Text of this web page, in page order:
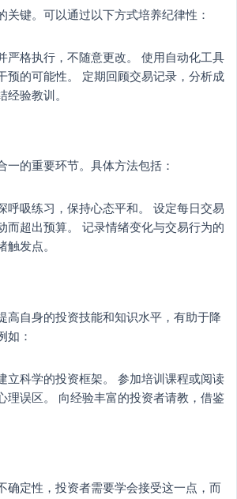
关键。可以通过以下方式培养纪律性：
严格执行，不随意更改。 使用自动化工具
预的可能性。 定期回顾交易记录，分析成
验教训。
一的重要环节。具体方法包括：
呼吸练习，保持心态平和。 设定每日交易
而超出预算。 记录情绪变化与交易行为的
发点。
高自身的投资技能和知识水平，有助于降
如：
立科学的投资框架。 参加培训课程或阅读
理误区。 向经验丰富的投资者请教，借鉴
确定性，投资者需要学会接受这一点，而